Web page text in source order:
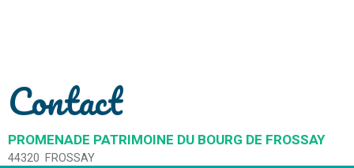
Contact
PROMENADE PATRIMOINE DU BOURG DE FROSSAY
44320 FROSSAY